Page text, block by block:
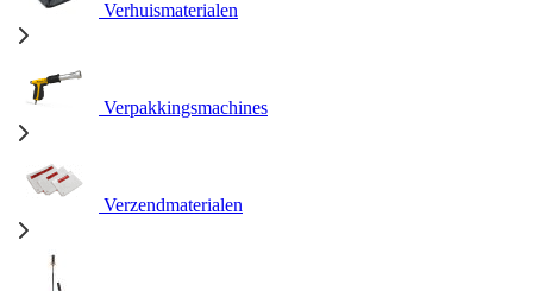
Verhuismaterialen
Verpakkingsmachines
Verzendmaterialen